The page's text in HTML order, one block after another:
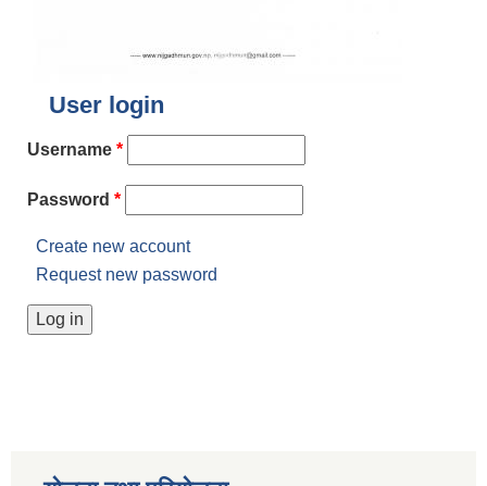
User login
Username *
Password *
Create new account
Request new password